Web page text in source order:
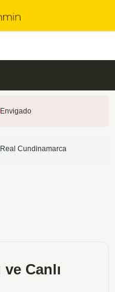
Envigado
Real Cundinamarca
Canlı